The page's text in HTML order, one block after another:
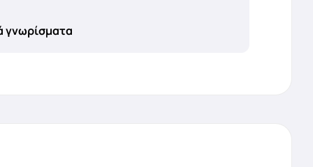
γνωρίσματα